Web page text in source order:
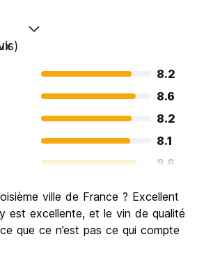
8.2
8.6
8.2
8.1
8.6
8.6
fête
7.6
ville de France ? Excellent
est excellente, et le vin de qualité
que ce n’est pas ce qui compte